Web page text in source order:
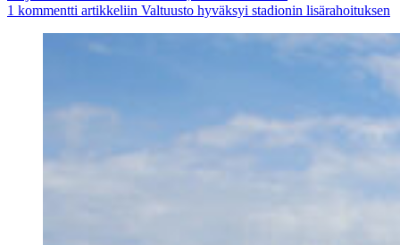
1 kommentti artikkeliin Valtuusto hyväksyi stadionin lisärahoituksen